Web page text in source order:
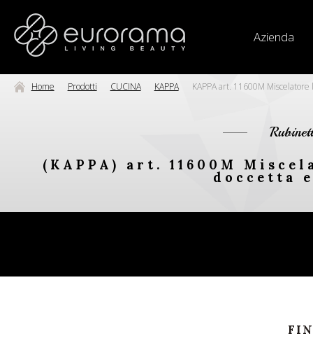
Azienda
Home Prodotti CUCINA KAPPA KAPPA art. 11600M
(KAPPA) art. 11600M
doccetta